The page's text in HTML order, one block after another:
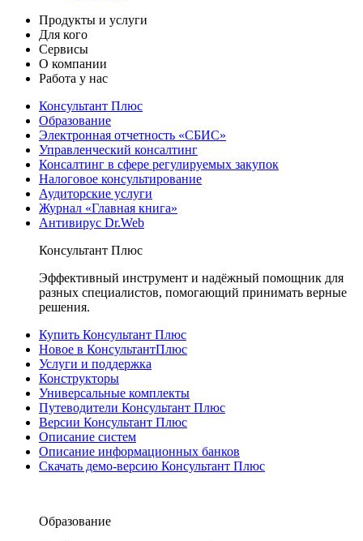
Продукты и услуги
Для кого
Сервисы
О компании
Работа у нас
Консультант Плюс
Образование
Электронная отчетность «СБИС»
Управленческий консалтинг
Консалтинг в сфере регулируемых закупок
Налоговое консультирование
Аудиторские услуги
Журнал «Главная книга»
Антивирус Dr.Web
Консультант Плюс
Эффективный инструмент и надёжный помощник для
разных специалистов, помогающий принимать верные
решения.
Купить Консультант Плюс
Новое в КонсультантПлюс
Услуги и поддержка
Конструкторы
Универсальные комплекты
Путеводители Консультант Плюс
Версии Консультант Плюс
Описание систем
Описание информационных банков
Скачать демо-версию Консультант Плюс
Образование